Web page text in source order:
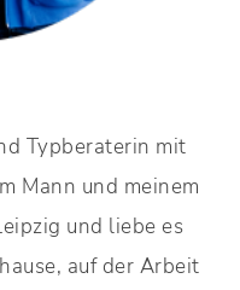
Typberaterin mit
Mann und meinem
und liebe es
auf der Arbeit